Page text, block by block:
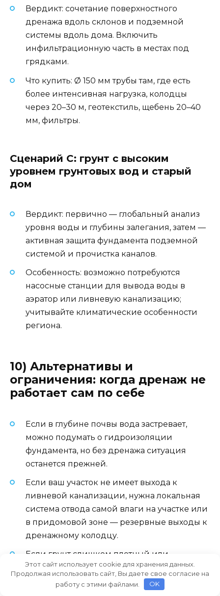
Вердикт: сочетание поверхностного
дренажа вдоль склонов и подземной
системы вдоль дома. Включить
инфильтрационную часть в местах под
грядками.
Что купить: Ø 150 мм трубы там, где есть
более интенсивная нагрузка, колодцы
через 20–30 м, геотекстиль, щебень 20–40
мм, фильтры.
Сценарий C: грунт с высоким
уровнем грунтовых вод и старый
дом
Вердикт: первично — глобальный анализ
уровня воды и глубины залегания, затем —
активная защита фундамента подземной
системой и прочистка каналов.
Особенность: возможно потребуются
насосные станции для вывода воды в
аэратор или ливневую канализацию;
учитывайте климатические особенности
региона.
10) Альтернативы и
ограничения: когда дренаж не
работает сам по себе
Если в глубине почвы вода застревает,
можно подумать о гидроизоляции
фундамента, но без дренажа ситуация
останется прежней.
Если ваш участок не имеет выхода к
ливневой канализации, нужна локальная
система отвода самой влаги на участке или
в придомовой зоне — резервные выходы к
дренажному колодцу.
Если грунт слишком плотный или
каменистый, инфильтрационная система
будет работать медленнее, и тогда нужна
Этот сайт использует cookie для хранения данных.
Продолжая использовать сайт, Вы даете свое согласие на
работу с этими файлами.
OK